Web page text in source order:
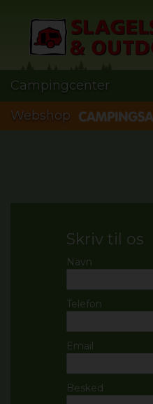
Campingcenter
Webshop
Skriv til os
Navn
Telefon
Email
Besked